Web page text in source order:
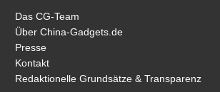
Das CG-Team
Über China-Gadgets.de
Presse
Kontakt
Redaktionelle Grundsätze & Transparenz